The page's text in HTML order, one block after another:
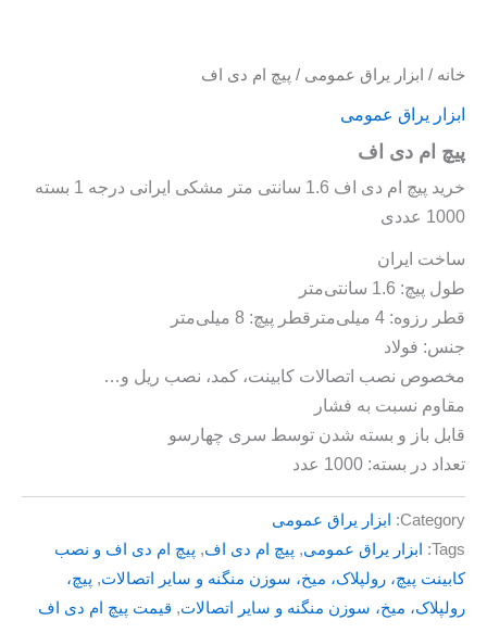
خانه / ابزار یراق عمومی / پیچ ام دی اف
ابزار یراق عمومی
پیچ ام دی اف
خرید پیچ ام دی اف 1.6 سانتی متر مشکی ایرانی درجه 1 بسته
1000 عددی
ساخت ایران
طول پیچ: 1.6 سانتی‌متر
قطر رزوه: 4 میلی‌مترقطر پیچ: 8 میلی‌متر
جنس: فولاد
مخصوص نصب اتصالات کابینت، کمد، نصب ریل و…
مقاوم نسبت به فشار
قابل باز و بسته شدن توسط سری چهارسو
تعداد در بسته: 1000 عدد
Category:
ابزار یراق عمومی
Tags:
ابزار یراق عمومی, پیچ ام دی اف, پیچ ام دی اف و نصب
کابینت پیچ، رولپلاک، میخ، سوزن منگنه و سایر اتصالات, پیچ،
رولپلاک، میخ، سوزن منگنه و سایر اتصالات, قیمت پیچ ام دی اف